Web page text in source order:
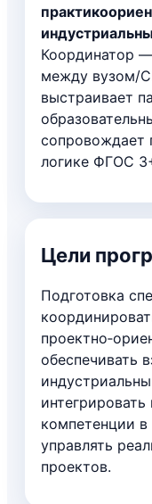
Координатор
между вузом/
выстраивает
сопровождает
логике ФГОС
Цели
Подготовка
обеспечивать
компетенции
управлять
проектов.